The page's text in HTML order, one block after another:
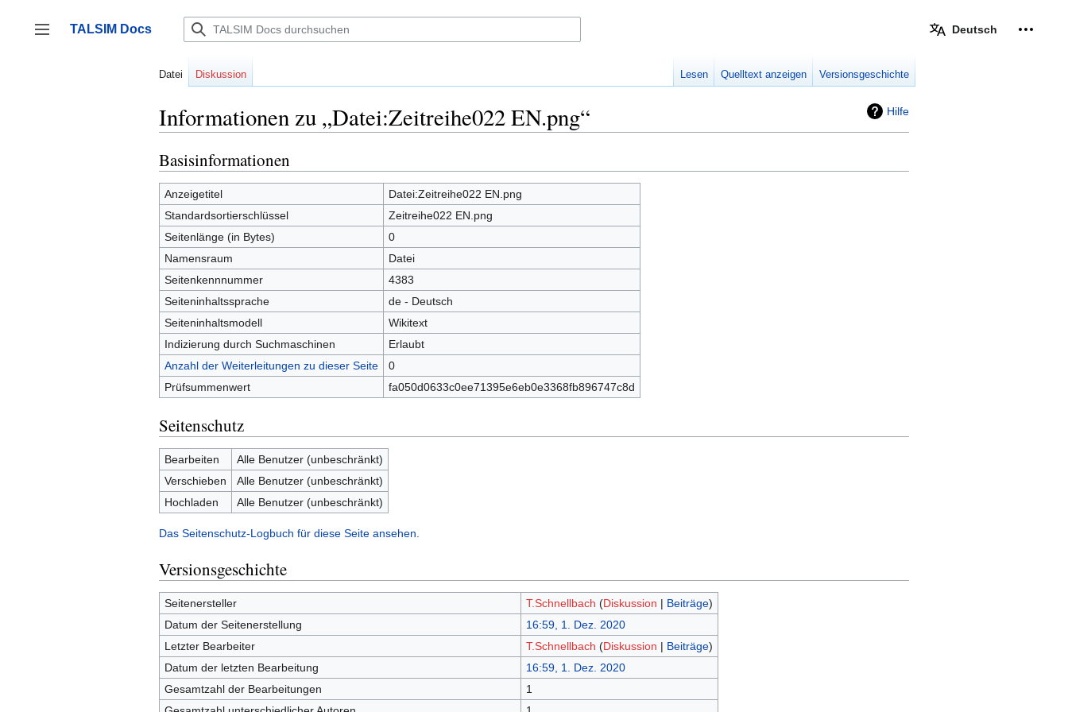
springen
Seitenleiste umschalten
TALSIM Docs Deutsch
Datei Diskussion Lesen Quelltext anzeigen Versionsgeschichte
Hilfe
Informationen zu „Datei:Zeitreihe022 EN.png“
Basisinformationen
Anzeigetitel
Datei:Zeitreihe022 EN.png
Standardsortierschlüssel
Zeitreihe022 EN.png
Seitenlänge (in Bytes)
0
Namensraum
Datei
Seitenkennnummer
4383
Seiteninhaltssprache
de - Deutsch
Seiteninhaltsmodell
Wikitext
Indizierung durch Suchmaschinen
Erlaubt
Anzahl der Weiterleitungen zu dieser Seite
0
Prüfsummenwert
fa050d0633c0ee71395e6eb0e3368fb896747c8d
Seitenschutz
Bearbeiten
Alle Benutzer (unbeschränkt)
Verschieben
Alle Benutzer (unbeschränkt)
Hochladen
Alle Benutzer (unbeschränkt)
Das Seitenschutz-Logbuch für diese Seite ansehen.
Versionsgeschichte
Seitenersteller T.Schnellbach (Diskussion | Beiträge)
Datum der Seitenerstellung
16:59, 1. Dez. 2020
Letzter Bearbeiter
T.Schnellbach (Diskussion | Beiträge)
Datum der letzten Bearbeitung
16:59, 1. Dez. 2020
Gesamtzahl der Bearbeitungen
1